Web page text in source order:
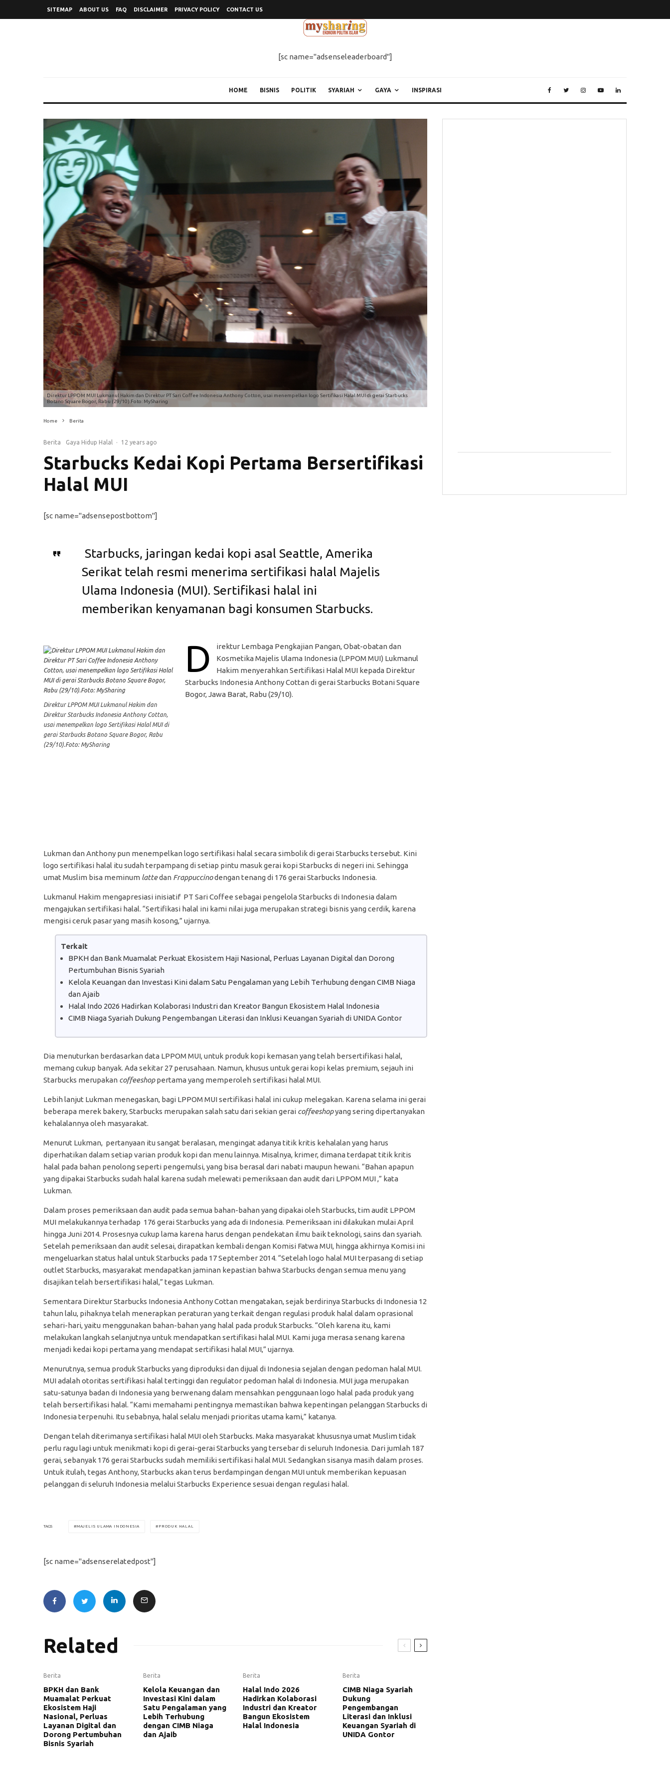
SITEMAP ABOUT US FAQ DISCLAIMER PRIVACY POLICY CONTACT US
[sc name="adsenseleaderboard"]
HOME BISNIS POLITIK SYARIAH GAYA INSPIRASI
Direktur LPPOM MUI Lukmanul Hakim dan Direktur PT Sari Coffee Indonesia Anthony Cotton, usai menempelkan logo Sertifikasi Halal MUI di gerai Starbucks
Botano Square Bogor, Rabu (29/10).Foto: MySharing
Home Berita
Berita Gaya Hidup Halal · 12 years ago
Starbucks Kedai Kopi Pertama Bersertifikasi
Halal MUI
[sc name="adsensepostbottom"]
Starbucks, jaringan kedai kopi asal Seattle, Amerika
Serikat telah resmi menerima sertifikasi halal Majelis
Ulama Indonesia (MUI). Sertifikasi halal ini
memberikan kenyamanan bagi konsumen Starbucks.
Direktur LPPOM MUI Lukmanul Hakim dan
Direktur Starbucks Indonesia Anthony Cottan,
usai menempelkan logo Sertifikasi Halal MUI di
gerai Starbucks Botano Square Bogor, Rabu
(29/10).Foto: MySharing
D
irektur Lembaga Pengkajian Pangan, Obat-obatan dan
Kosmetika Majelis Ulama Indonesia (LPPOM MUI) Lukmanul
Hakim menyerahkan Sertifikasi Halal MUI kepada Direktur
Starbucks Indonesia Anthony Cottan di gerai Starbucks Botani Square
Bogor, Jawa Barat, Rabu (29/10).
Lukman dan Anthony pun menempelkan logo sertifikasi halal secara simbolik di gerai Starbucks tersebut. Kini
logo sertifikasi halal itu sudah terpampang di setiap pintu masuk gerai kopi Starbucks di negeri ini. Sehingga
umat Muslim bisa meminum lattedan Frappuccinodengan tenang di 176 gerai Starbucks Indonesia.
Lukmanul Hakim mengapresiasi inisiatif PT Sari Coffee sebagai pengelola Starbucks di Indonesia dalam
mengajukan sertifikasi halal. “Sertifikasi halal ini kami nilai juga merupakan strategi bisnis yang cerdik, karena
mengisi ceruk pasar yang masih kosong,” ujarnya.
Terkait
BPKH dan Bank Muamalat Perkuat Ekosistem Haji Nasional, Perluas Layanan Digital dan Dorong
Pertumbuhan Bisnis Syariah
Kelola Keuangan dan Investasi Kini dalam Satu Pengalaman yang Lebih Terhubung dengan CIMB Niaga
dan Ajaib
Halal Indo 2026 Hadirkan Kolaborasi Industri dan Kreator Bangun Ekosistem Halal Indonesia
CIMB Niaga Syariah Dukung Pengembangan Literasi dan Inklusi Keuangan Syariah di UNIDA Gontor
Dia menuturkan berdasarkan data LPPOM MUI, untuk produk kopi kemasan yang telah bersertifikasi halal,
memang cukup banyak. Ada sekitar 27 perusahaan. Namun, khusus untuk gerai kopi kelas premium, sejauh ini
Starbucks merupakan coffeeshoppertama yang memperoleh sertifikasi halal MUI.
Lebih lanjut Lukman menegaskan, bagi LPPOM MUI sertifikasi halal ini cukup melegakan. Karena selama ini gerai
beberapa merek bakery, Starbucks merupakan salah satu dari sekian gerai coffeeshopyang sering dipertanyakan
kehalalannya oleh masyarakat.
Menurut Lukman, pertanyaan itu sangat beralasan, mengingat adanya titik kritis kehalalan yang harus
diperhatikan dalam setiap varian produk kopi dan menu lainnya. Misalnya, krimer, dimana terdapat titik kritis
halal pada bahan penolong seperti pengemulsi, yang bisa berasal dari nabati maupun hewani. “Bahan apapun
yang dipakai Starbucks sudah halal karena sudah melewati pemeriksaan dan audit dari LPPOM MUI ,” kata
Lukman.
Dalam proses pemeriksaan dan audit pada semua bahan-bahan yang dipakai oleh Starbucks, tim audit LPPOM
MUI melakukannya terhadap 176 gerai Starbucks yang ada di Indonesia. Pemeriksaan ini dilakukan mulai April
hingga Juni 2014. Prosesnya cukup lama karena harus dengan pendekatan ilmu baik teknologi, sains dan syariah.
Setelah pemeriksaan dan audit selesai, dirapatkan kembali dengan Komisi Fatwa MUI, hingga akhirnya Komisi ini
mengeluarkan status halal untuk Starbucks pada 17 September 2014. “Setelah logo halal MUI terpasang di setiap
outlet Starbucks, masyarakat mendapatkan jaminan kepastian bahwa Starbucks dengan semua menu yang
disajikan telah bersertifikasi halal,” tegas Lukman.
Sementara Direktur Starbucks Indonesia Anthony Cottan mengatakan, sejak berdirinya Starbucks di Indonesia 12
tahun lalu, pihaknya telah menerapkan peraturan yang terkait dengan regulasi produk halal dalam oprasional
sehari-hari, yaitu menggunakan bahan-bahan yang halal pada produk Starbucks. “Oleh karena itu, kami
melakukan langkah selanjutnya untuk mendapatkan sertifikasi halal MUI. Kami juga merasa senang karena
menjadi kedai kopi pertama yang mendapat sertifikasi halal MUI,” ujarnya.
Menurutnya, semua produk Starbucks yang diproduksi dan dijual di Indonesia sejalan dengan pedoman halal MUI.
MUI adalah otoritas sertifikasi halal tertinggi dan regulator pedoman halal di Indonesia. MUI juga merupakan
satu-satunya badan di Indonesia yang berwenang dalam mensahkan penggunaan logo halal pada produk yang
telah bersertifikasi halal. “Kami memahami pentingnya memastikan bahwa kepentingan pelanggan Starbucks di
Indonesia terpenuhi. Itu sebabnya, halal selalu menjadi prioritas utama kami,” katanya.
Dengan telah diterimanya sertifikasi halal MUI oleh Starbucks. Maka masyarakat khususnya umat Muslim tidak
perlu ragu lagi untuk menikmati kopi di gerai-gerai Starbucks yang tersebar di seluruh Indonesia. Dari jumlah 187
gerai, sebanyak 176 gerai Starbucks sudah memiliki sertifikasi halal MUI. Sedangkan sisanya masih dalam proses.
Untuk itulah, tegas Anthony, Starbucks akan terus berdampingan dengan MUI untuk memberikan kepuasan
pelanggan di seluruh Indonesia melalui Starbucks Experience sesuai dengan regulasi halal.
TAGS MAJELIS ULAMA INDONESIA PRODUK HALAL
[sc name="adsenserelatedpost"]
Related
Berita
BPKH dan Bank
Muamalat Perkuat
Ekosistem Haji
Nasional, Perluas
Layanan Digital dan
Dorong Pertumbuhan
Bisnis Syariah
Berita
Kelola Keuangan dan
Investasi Kini dalam
Satu Pengalaman yang
Lebih Terhubung
dengan CIMB Niaga
dan Ajaib
Berita
Halal Indo 2026
Hadirkan Kolaborasi
Industri dan Kreator
Bangun Ekosistem
Halal Indonesia
Berita
CIMB Niaga Syariah
Dukung
Pengembangan
Literasi dan Inklusi
Keuangan Syariah di
UNIDA Gontor